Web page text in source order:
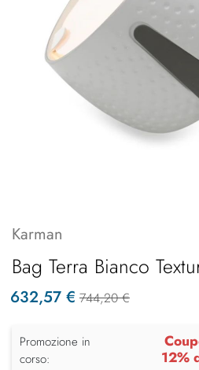
Karman
Bag Terra Bianco
632,57 € 744,20 €
Promozione in
corso:
12%